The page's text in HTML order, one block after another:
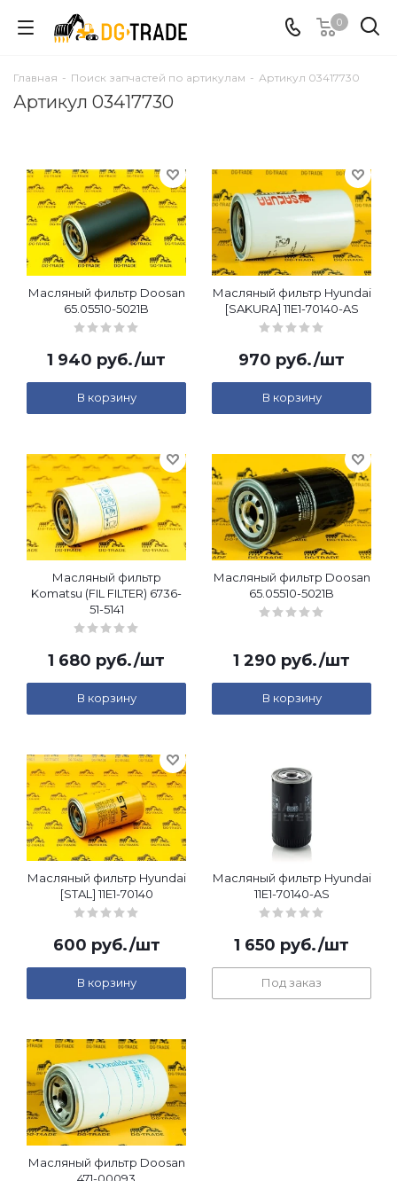
0
Главная - Поиск запчастей по артикулам - Артикул 03417730
Артикул 03417730
Масляный фильтр Doosan
65.05510-5021B
1 940 руб./шт
В корзину
Масляный фильтр Hyundai
[SAKURA] 11E1-70140-AS
970 руб./шт
В корзину
Масляный фильтр
Komatsu (FIL FILTER) 6736-
51-5141
1 680 руб./шт
В корзину
Масляный фильтр Doosan
65.05510-5021B
1 290 руб./шт
В корзину
Масляный фильтр Hyundai
[STAL] 11E1-70140
600 руб./шт
В корзину
Масляный фильтр Hyundai
11E1-70140-AS
1 650 руб./шт
Под заказ
Масляный фильтр Doosan